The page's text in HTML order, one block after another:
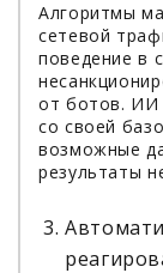
Алгоритмы
сетевой
поведение в
от ботов. ИИ
со своей
возможные
результаты